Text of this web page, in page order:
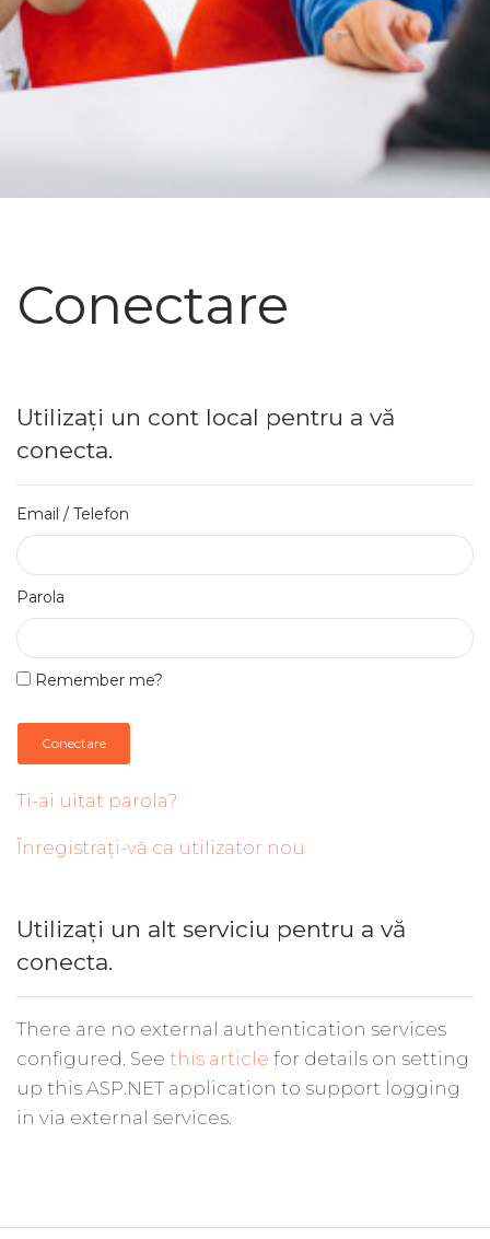
Conectare
Utilizați un cont local pentru a vă
conecta.
Email / Telefon
Parola
Remember me?
Conectare
Ti-ai uitat parola?
Înregistrați-vă ca utilizator nou
Utilizați un alt serviciu pentru a vă
conecta.
There are no external authentication services
configured. See this article for details on setting
up this ASP.NET application to support logging
in via external services.